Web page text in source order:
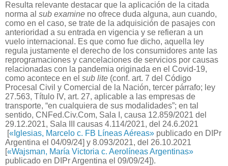
Resulta relevante destacar que la aplicación de la citada
norma al sub examine no ofrece duda alguna, aun cuando,
como en el caso, se trate de la adquisición de pasajes con
anterioridad a su entrada en vigencia y se refieran a un
vuelo internacional. Es que como fue dicho, aquella ley
regula justamente el derecho de los consumidores ante las
reprogramaciones y cancelaciones de servicios por causas
relacionadas con la pandemia originada en el Covid-19,
como acontece en el sub lite (conf. art. 7 del Código
Procesal Civil y Comercial de la Nación, tercer párrafo; ley
27.563, Título IV, art. 27, aplicable a las empresas de
transporte, “en cualquiera de sus modalidades”; en tal
sentido, CNFed.Civ.Com, Sala I, causa 12.859/2021 del
29.12.2021, Sala III causas 4.114/2021, del 24.6.2021
[«Iglesias, Marcelo c. FB Líneas Aéreas» publicado en DIPr
Argentina el 04/09/24] y 8.093/2021, del 26.10.2021
[«Wajsman, María Victoria c. Aerolíneas Argentinas»
publicado en DIPr Argentina el 09/09/24]).